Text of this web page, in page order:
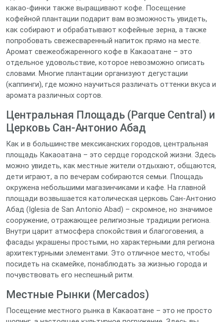
какао-финки также выращивают кофе. Посещение
кофейной плантации подарит вам возможность увидеть,
как собирают и обрабатывают кофейные зерна, а также
попробовать свежесваренный напиток прямо на месте.
Аромат свежеобжаренного кофе в Какаоатане – это
отдельное удовольствие, которое невозможно описать
словами. Многие плантации организуют дегустации
(каппинги), где можно научиться различать оттенки вкуса и
аромата различных сортов.
Центральная Площадь (Parque Central) и
Церковь Сан-Антонио Абад
Как и в большинстве мексиканских городов, центральная
площадь Какаоатана – это сердце городской жизни. Здесь
можно увидеть, как местные жители отдыхают, общаются,
дети играют, а по вечерам собираются семьи. Площадь
окружена небольшими магазинчиками и кафе. На главной
площади возвышается католическая церковь Сан-Антонио
Абад (Iglesia de San Antonio Abad) – скромное, но значимое
сооружение, отражающее религиозные традиции региона.
Внутри царит атмосфера спокойствия и благоговения, а
фасады украшены простыми, но характерными для региона
архитектурными элементами. Это отличное место, чтобы
посидеть на скамейке, понаблюдать за жизнью города и
почувствовать его неспешный ритм.
Местные Рынки (Mercados)
Посещение местного рынка в Какаоатане – это не просто